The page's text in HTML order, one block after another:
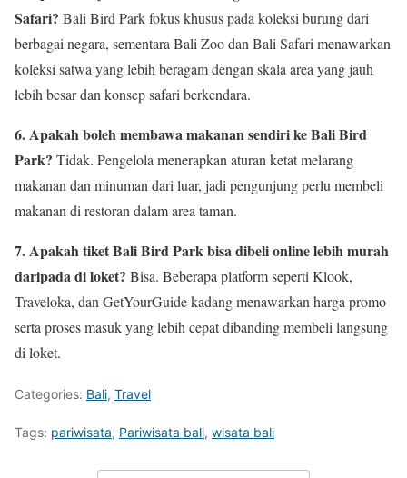
Safari? Bali Bird Park fokus khusus pada koleksi burung dari
berbagai negara, sementara Bali Zoo dan Bali Safari menawarkan
koleksi satwa yang lebih beragam dengan skala area yang jauh
lebih besar dan konsep safari berkendara.
6. Apakah boleh membawa makanan sendiri ke Bali Bird
Park? Tidak. Pengelola menerapkan aturan ketat melarang
makanan dan minuman dari luar, jadi pengunjung perlu membeli
makanan di restoran dalam area taman.
7. Apakah tiket Bali Bird Park bisa dibeli online lebih murah
daripada di loket? Bisa. Beberapa platform seperti Klook,
Traveloka, dan GetYourGuide kadang menawarkan harga promo
serta proses masuk yang lebih cepat dibanding membeli langsung
di loket.
Categories: Bali, Travel
Tags: pariwisata, Pariwisata bali, wisata bali